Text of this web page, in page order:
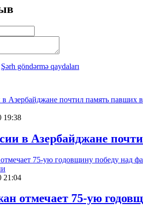
Şərh göndərmə qaydaları
19:38
в Азербайджане
21:04
отмечает 75-ую